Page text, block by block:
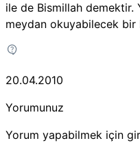
ile de Bismillah demektir.
meydan okuyabilecek bir
20.04.2010
Yorumunuz
Yorum yapabilmek için